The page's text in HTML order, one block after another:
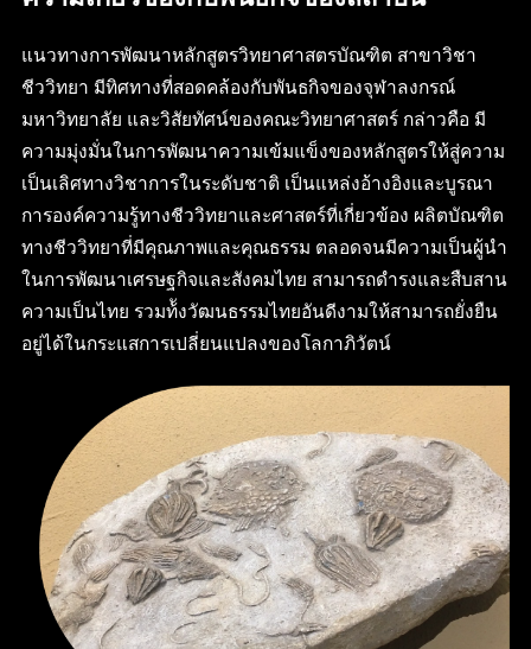
แนวทางการพัฒนาหลักสูตรวิทยาศาสตรบัณฑิต สาขาวิชา
ชีววิทยา มีทิศทางที่สอดคล้องกับพันธกิจของจุฬาลงกรณ์
มหาวิทยาลัย และวิสัยทัศน์ของคณะวิทยาศาสตร์ กล่าวคือ มี
ความมุ่งมั่นในการพัฒนาความเข้มแข็งของหลักสูตรให้สู่ความ
เป็นเลิศทางวิชาการในระดับชาติ เป็นแหล่งอ้างอิงและบูรณา
การองค์ความรู้ทางชีววิทยาและศาสตร์ที่เกี่ยวข้อง ผลิตบัณฑิต
ทางชีววิทยาที่มีคุณภาพและคุณธรรม ตลอดจนมีความเป็นผู้นำ
ในการพัฒนาเศรษฐกิจและสังคมไทย สามารถดำรงและสืบสาน
ความเป็นไทย รวมท้ังวัฒนธรรมไทยอันดีงามให้สามารถยั่งยืน
อยู่ได้ในกระแสการเปลี่ยนแปลงของโลกาภิวัตน์